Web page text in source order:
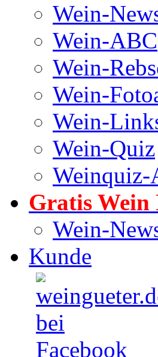
Wein-
Wein-ABC
Wein-
Wein-
Wein-
Wein-Quiz
Gratis Wein
Wein-
Kunde